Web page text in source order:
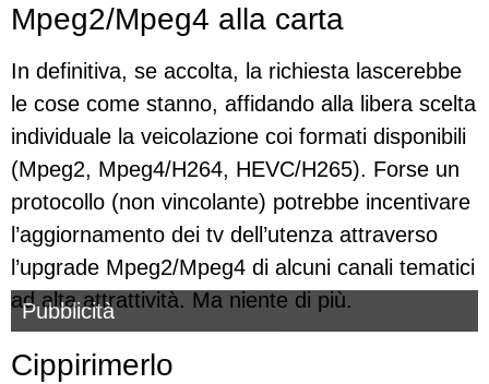
Mpeg2/Mpeg4 alla carta
In definitiva, se accolta, la richiesta lascerebbe
le cose come stanno, affidando alla libera scelta
individuale la veicolazione coi formati disponibili
(Mpeg2, Mpeg4/H264, HEVC/H265). Forse un
protocollo (non vincolante) potrebbe incentivare
l’aggiornamento dei tv dell’utenza attraverso
l’upgrade Mpeg2/Mpeg4 di alcuni canali tematici
ad alta attrattività. Ma niente di più.
Pubblicità
Cippirimerlo